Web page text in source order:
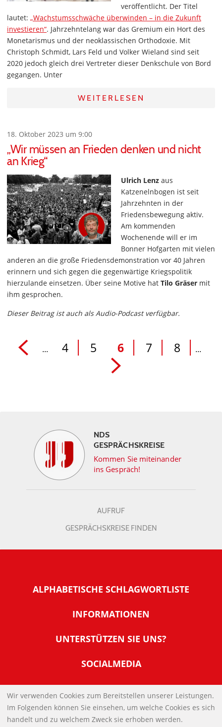
veröffentlicht. Der Titel
lautet: „Wachstumsschwäche überwinden – in die Zukunft
investieren“. Jahrzehntelang war das Gremium ein Hort des
Monetarismus und der neoklassischen Orthodoxie. Mit
Christoph Schmidt, Lars Feld und Volker Wieland sind seit
2020 jedoch gleich drei Vertreter dieser Denkschule von Bord
gegangen. Unter
WEITERLESEN
18. Oktober 2023 um 9:00
„Wir müssen an Frieden denken und nicht
an Krieg“
Ulrich Lenz aus
Katzenelnbogen ist seit
Jahrzehnten in der
Friedensbewegung aktiv.
Am kommenden
Wochenende will er im
Bonner Hofgarten mit vielen
anderen an die große Friedensdemonstration vor 40 Jahren
erinnern und sich gegen die gegenwärtige Kriegspolitik
hierzulande einsetzen. Über seine Motive hat Tilo Gräser mit
ihm gesprochen.
Dieser Beitrag ist auch als Audio-Podcast verfügbar.
... 4 5 6 7 8 ...
NDS
GESPRÄCHSKREISE
Kommen Sie miteinander
ins Gespräch!
AUFRUF
GESPRÄCHSKREISE FINDEN
ALPHABETISCHE SCHLAGWORTLISTE
INFORMATIONEN
Warum NachDenkSeiten
Tipps zur Nutzung der NachDenkSeiten
Banner und E-Mail-Signaturen
Links
Kontakt
UNTERSTÜTZEN SIE UNS?
Werden Sie Fördermitglied
Spenden Sie Online
SOCIALMEDIA
IMPRESSUM
DATENSCHUTZERKLÄRUNG
Wir verwenden Cookies zum Bereitstellen unserer Leistungen.
Im Folgenden können Sie einsehen, um welche Cookies es sich
handelt und zu welchem Zweck sie erhoben werden.